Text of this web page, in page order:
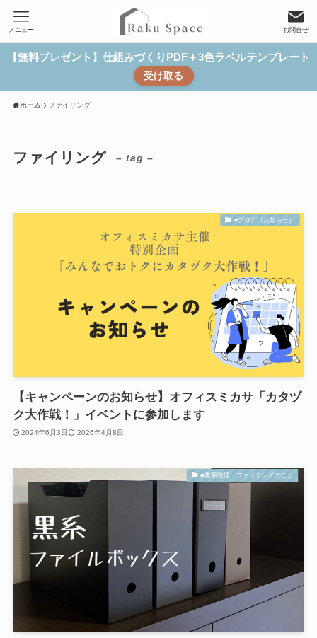
お問合せ
メニュー
【無料プレゼント】仕組みづくりPDF＋3色ラベルテンプレート
受け取る
ホーム ファイリング
ファイリング – tag –
■ブログ（お知らせ）
【キャンペーンのお知らせ】オフィスミカサ「カタヅ
ク大作戦！」イベントに参加します
2024年6月3日 2026年4月8日
■書類整理・ファイリングのこと